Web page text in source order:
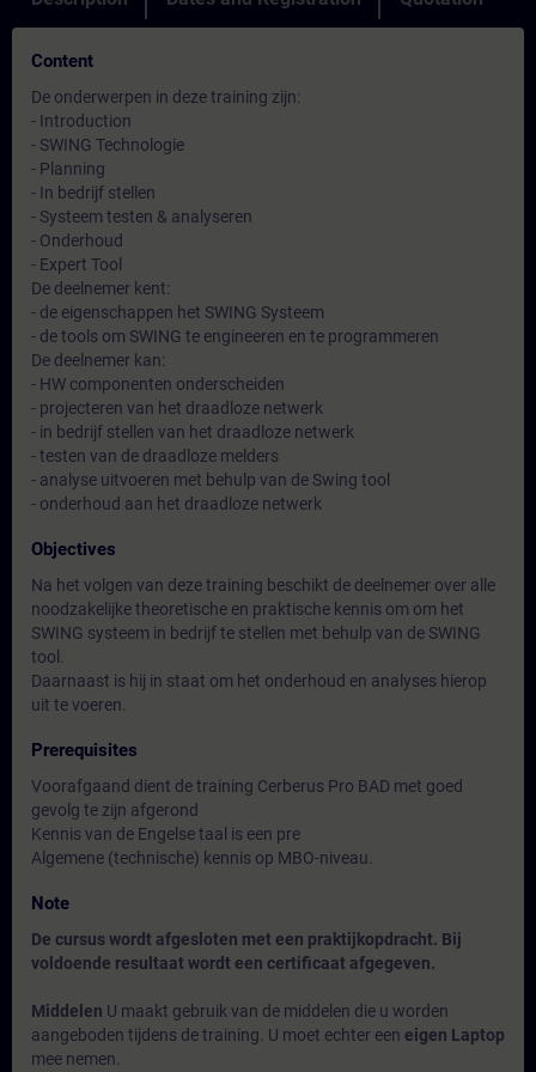
Content
De onderwerpen in deze training zijn:
- Introduction
- SWING Technologie
- Planning
- In bedrijf stellen
- Systeem testen & analyseren
- Onderhoud
- Expert Tool
De deelnemer kent:
- de eigenschappen het SWING Systeem
- de tools om SWING te engineeren en te programmeren
De deelnemer kan:
- HW componenten onderscheiden
- projecteren van het draadloze netwerk
- in bedrijf stellen van het draadloze netwerk
- testen van de draadloze melders
- analyse uitvoeren met behulp van de Swing tool
- onderhoud aan het draadloze netwerk
Objectives
Na het volgen van deze training beschikt de deelnemer over alle
noodzakelijke theoretische en praktische kennis om om het
SWING systeem in bedrijf te stellen met behulp van de SWING
tool.
Daarnaast is hij in staat om het onderhoud en analyses hierop
uit te voeren.
Prerequisites
Voorafgaand dient de training Cerberus Pro BAD met goed
gevolg te zijn afgerond
Kennis van de Engelse taal is een pre
Algemene (technische) kennis op MBO-niveau.
Note
De cursus wordt afgesloten met een praktijkopdracht. Bij
voldoende resultaat wordt een certificaat afgegeven.
Middelen U maakt gebruik van de middelen die u worden
aangeboden tijdens de training. U moet echter een eigen Laptop
mee nemen.